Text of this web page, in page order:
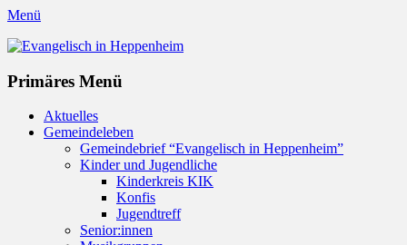
Menü
Evangelisch in Heppenheim
Primäres Menü
Zum
Inhalt
Aktuelles
Gemeindeleben
Gemeindebrief “Evangelisch in Heppenheim”
Kinder und Jugendliche
Kinderkreis KIK
Konfis
Jugendtreff
Senior:innen